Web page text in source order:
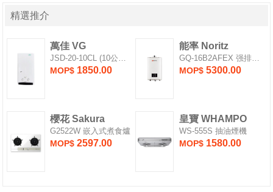
精選推介
萬佳 VG
MOP$ 1850.00
能率 Noritz
GQ-16B2AFEX 强排式燃氣熱水爐
MOP$5300.00
櫻花 Sakura
G2522W 嵌入式煮食爐
MOP$ 2597.00
皇寶 WHAMPO
WS-555S 抽油煙機
MOP$1580.00